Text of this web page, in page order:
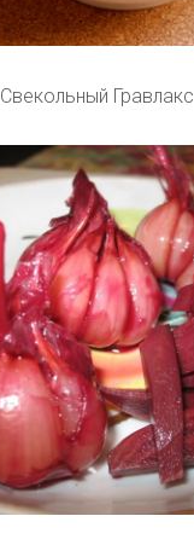
Свекольный Гравлакс